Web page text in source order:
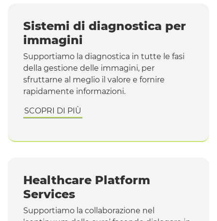
Sistemi di diagnostica per
immagini
Supportiamo la diagnostica in tutte le fasi
della gestione delle immagini, per
sfruttarne al meglio il valore e fornire
rapidamente informazioni.
SCOPRI DI PIÙ
Healthcare Platform
Services
Supportiamo la collaborazione nel